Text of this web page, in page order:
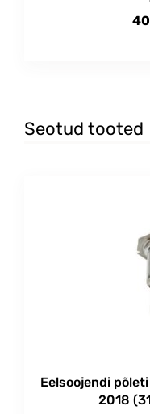
Seotud tooted
Eelsoojendi
2018